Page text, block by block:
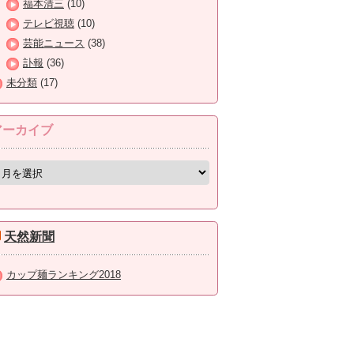
福本清三 (10)
テレビ視聴 (10)
芸能ニュース (38)
訃報 (36)
未分類 (17)
ーカイブ
天然新聞
カップ麺ランキング2018